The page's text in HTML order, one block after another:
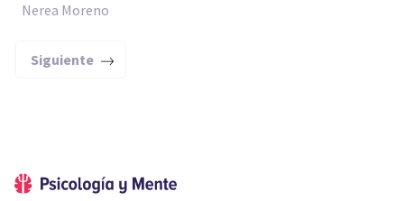
Nerea Moreno
Siguiente